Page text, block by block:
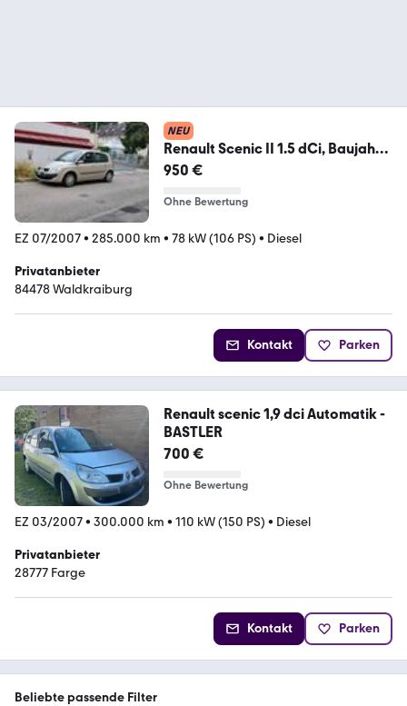
NEU
Renault Scenic II 1.5 dCi, Baujahr
2007, 6...
950 €
Ohne Bewertung
EZ 07/2007• 285.000 km • 78 kW (106 PS) • Diesel
Privatanbieter
84478 Waldkraiburg
Kontakt Parken
Renault scenic 1,9 dci Automatik -
BASTLER
700 €
Ohne Bewertung
EZ 03/2007• 300.000 km • 110 kW (150 PS) • Diesel
Privatanbieter
28777 Farge
Kontakt Parken
Beliebte passende Filter